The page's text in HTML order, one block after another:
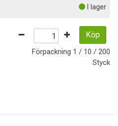
I lager
Köp
Förpackning 1 / 10 / 200
Styck